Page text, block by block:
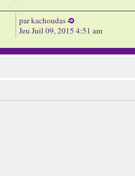
parkachoudas
Jeu Juil 09, 2015 4:51 am